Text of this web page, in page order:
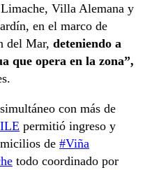
Villa Alemana y
en el marco de
del Mar, deteniendo a
que opera en la zona”,
con más de
permitió ingreso y
de #Viña
todo coordinado por